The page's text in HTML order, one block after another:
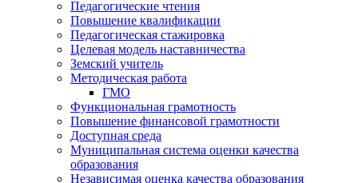
Педагогические чтения
Повышение квалификации
Педагогическая стажировка
Целевая модель наставничества
Земский учитель
Методическая работа
ГМО
Функциональная грамотность
Повышение финансовой грамотности
Доступная среда
Муниципальная система оценки качества
образования
Независимая оценка качества образования